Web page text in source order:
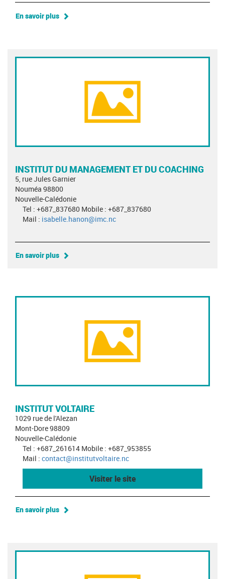
En savoir plus
INSTITUT DU MANAGEMENT ET DU COACHING
5, rue Jules Garnier
Nouméa 98800
Nouvelle-Calédonie
Tel : +687_837680 Mobile : +687_837680
Mail : isabelle.hanon@imc.nc
En savoir plus
INSTITUT VOLTAIRE
1029 rue de l'Alezan
Mont-Dore 98809
Nouvelle-Calédonie
Tel : +687_261614 Mobile : +687_953855
Mail : contact@institutvoltaire.nc
Visiter le site
En savoir plus